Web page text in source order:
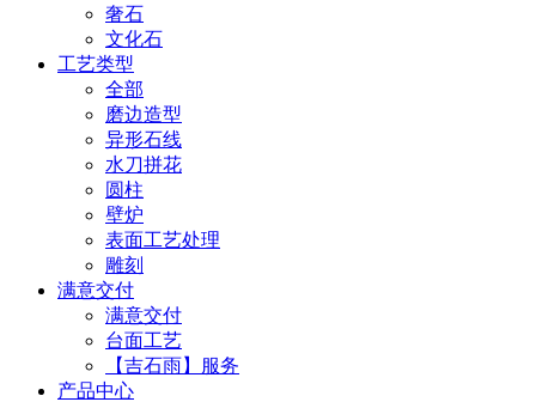
奢石
文化石
工艺类型
全部
磨边造型
异形石线
水刀拼花
圆柱
壁炉
表面工艺处理
雕刻
满意交付
满意交付
台面工艺
【吉石雨】服务
产品中心